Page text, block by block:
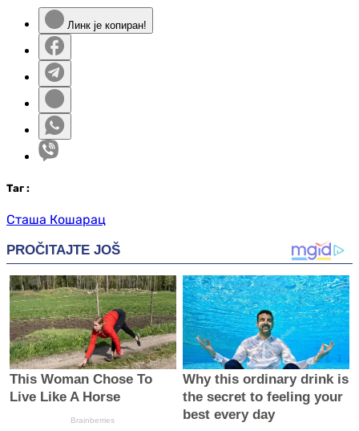
Линк је копиран!
Таг :
Сташа Кошарац